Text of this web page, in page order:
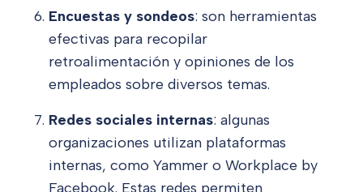
Encuestas y sondeos: son herramientas
efectivas para recopilar
retroalimentación y opiniones de los
empleados sobre diversos temas.
Redes sociales internas: algunas
organizaciones utilizan plataformas
internas, como Yammer o Workplace by
Facebook. Estas redes permiten